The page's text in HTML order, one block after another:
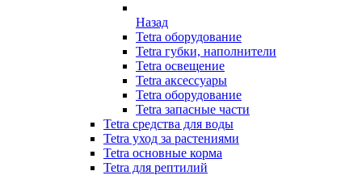
Назад
Tetra оборудование
Tetra губки, наполнители
Tetra освещение
Tetra аксессуары
Tetra оборудование
Tetra запасные части
Tetra средства для воды
Tetra уход за растениями
Tetra основные корма
Tetra для рептилий